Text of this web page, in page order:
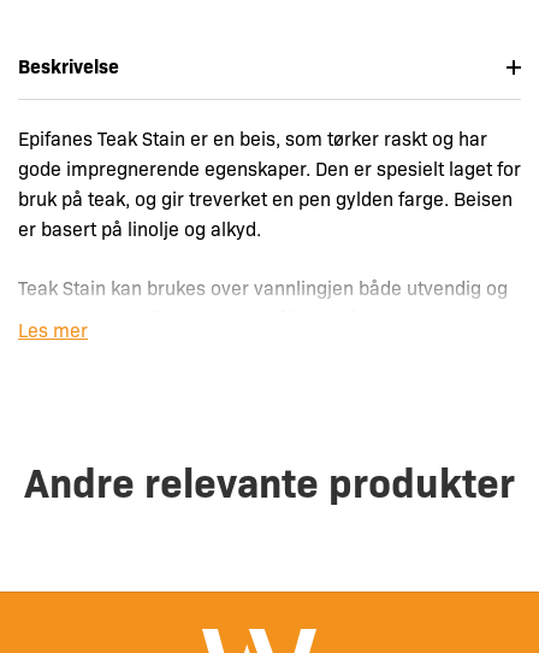
Beskrivelse
Epifanes Teak Stain er en beis, som tørker raskt og har
gode impregnerende egenskaper. Den er spesielt laget for
bruk på teak, og gir treverket en pen gylden farge. Beisen
er basert på linolje og alkyd.
Teak Stain kan brukes over vannlingjen både utvendig og
avhengig av hvor stort preg du vil sette på treverket.
tokomponent lakk. Den vi da gi lakken en noe mørkere
finish, som lettere kamuflerer fargeforskjelliger i
– Farge: Gylden teak
Les mer
Andre relevante produkter